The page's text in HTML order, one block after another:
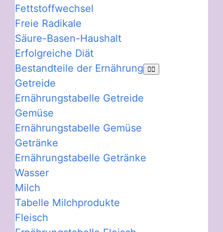
Fettstoffwechsel
Freie Radikale
Säure-Basen-Haushalt
Erfolgreiche Diät
Bestandteile der Ernährung
Getreide
Ernährungstabelle Getreide
Gemüse
Ernährungstabelle Gemüse
Getränke
Ernährungstabelle Getränke
Wasser
Milch
Tabelle Milchprodukte
Fleisch